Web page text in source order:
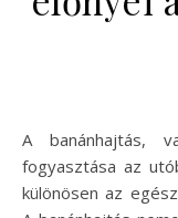
A banánhajtás, vagyis a banán növény hajtásának
fogyasztása az
különösen az